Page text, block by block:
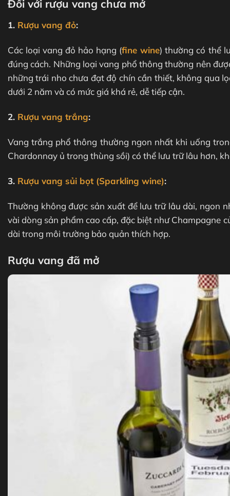
Đối với rượu vang chưa mở
1. Rượu vang đỏ:
Các loại vang đỏ hảo hạng (fine wine) thường có thể
đúng cách. Những loại vang phổ thông thường nên
những trái nho chưa đạt độ chín cần thiết, không qua
dưới 2 năm và có mức giá khá rẻ, dễ tiếp cận.
2. Rượu vang trắng:
Vang trắng phổ thông thường ngon nhất khi uống
Chardonnay ủ trong thùng sồi) có thể lưu trữ lâu hơn,
3. Rượu vang sủi bọt (Sparkling wine):
Thường không được sản xuất để lưu trữ lâu dài, ngon
vài dòng sản phẩm cao cấp, đặc biệt như Champagne
dài trong môi trường bảo quản thích hợp.
Rượu vang đã mở